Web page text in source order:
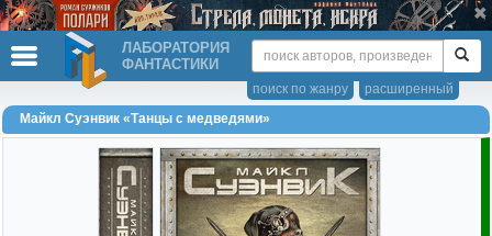
ЛАБОРАТОРИЯ
ФАНТАСТИКИ
расширенный
поиск по жанру
Майкл Суэнвик «Танцы с медведями»